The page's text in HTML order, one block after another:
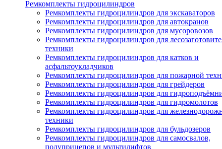
Ремкомплекты гидроцилиндров
Ремкомплекты гидроцилиндров для экскаваторов
Ремкомплекты гидроцилиндров для автокранов
Ремкомплекты гидроцилиндров для мусоровозов
Ремкомплекты гидроцилиндров для
техники
Ремкомплекты гидроцилиндров для катков и
асфальтоукладчиков
Ремкомплекты гидроцилиндров для пожарной
Ремкомплекты гидроцилиндров для грейдеров
Ремкомплекты гидроцилиндров для
Ремкомплекты гидроцилиндров для гидромолотов
Ремкомплекты гидроцилиндров для
техники
Ремкомплекты гидроцилиндров для бульдозеров
Ремкомплекты гидроцилиндров для самосвалов,
полуприцепов и мультилифтов